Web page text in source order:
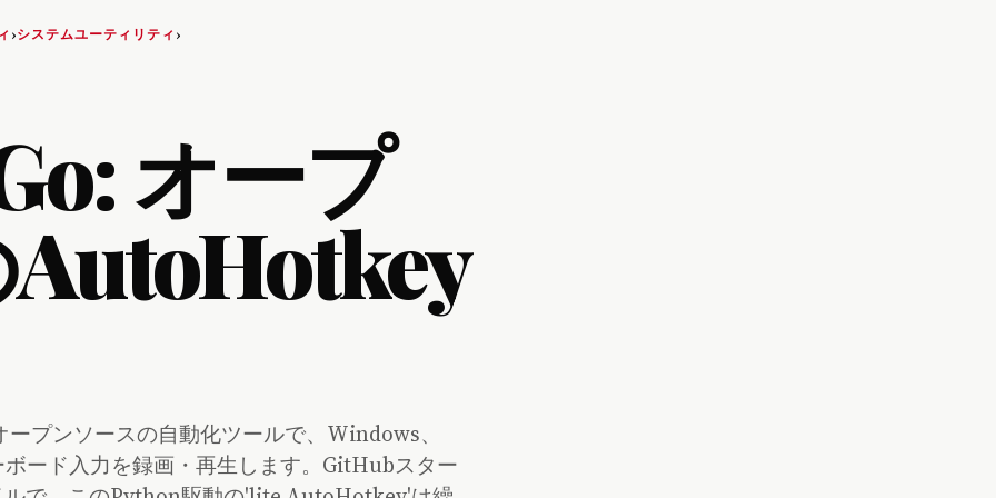
›システムユーティリティ ›
オープ
プンソースの自動化ツールで、Windows、
ード入力を録画・再生します。GitHubスター